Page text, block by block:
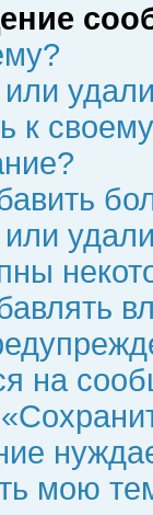
или
к
на
мою